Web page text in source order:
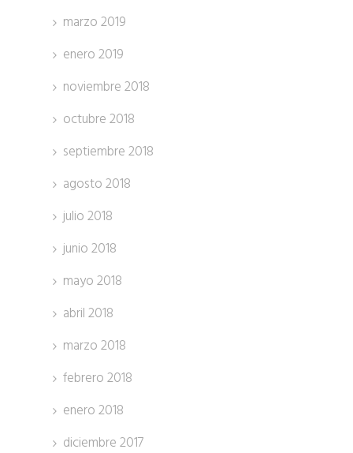
marzo 2019
enero 2019
noviembre 2018
octubre 2018
septiembre 2018
agosto 2018
julio 2018
junio 2018
mayo 2018
abril 2018
marzo 2018
febrero 2018
enero 2018
diciembre 2017